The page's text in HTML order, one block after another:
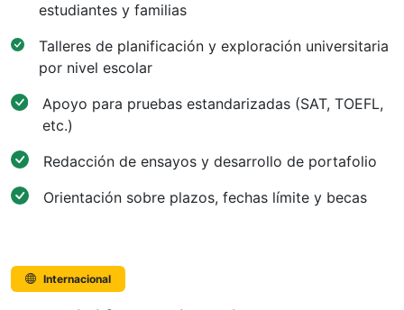
estudiantes y familias
Talleres de planificación y exploración universitaria
por nivel escolar
Apoyo para pruebas estandarizadas (SAT, TOEFL,
etc.)
Redacción de ensayos y desarrollo de portafolio
Orientación sobre plazos, fechas límite y becas
Internacional